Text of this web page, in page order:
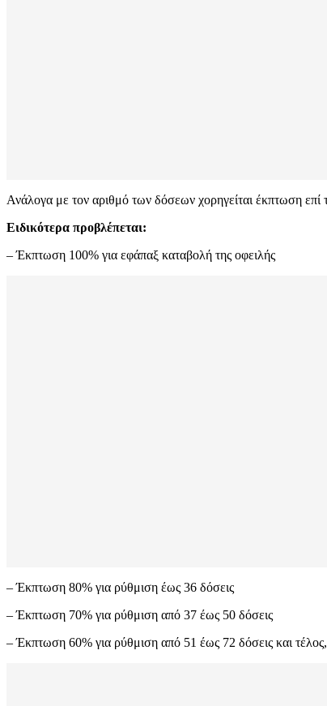
Ανάλογα με τον αριθμό των δόσεων χορηγείται έκπτωση
Ειδικότερα προβλέπεται:
– Έκπτωση 100% για εφάπαξ καταβολή της οφειλής
– Έκπτωση 80% για ρύθμιση έως 36 δόσεις
– Έκπτωση 70% για ρύθμιση από 37 έως 50 δόσεις
– Έκπτωση 60% για ρύθμιση από 51 έως 72 δόσεις και τέλος,